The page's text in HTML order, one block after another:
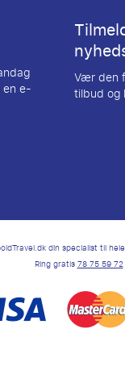
e-
Vær den
tilbud og
din specialist til
Ring gratis78 75 59 72